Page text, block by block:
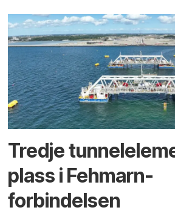
Tredje
plass i Fehmarn-
forbindelsen